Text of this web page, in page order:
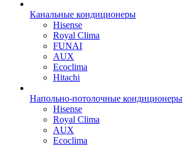
Канальные кондиционеры
Hisense
Royal Clima
FUNAI
AUX
Ecoclima
Hitachi
Напольно-потолочные кондиционеры
Hisense
Royal Clima
AUX
Ecoclima